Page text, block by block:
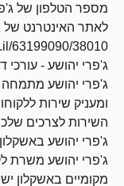
מספר הטלפון של ג'פרי
לאתר האינטרנט של
63199090/38010/
ג'פרי יהושע - עורכי
ג'פרי יהושע מתמחה
ומעניק שירות
השירות לצרכים
ג'פרי יהושע באשקלון
ג'פרי יהושע משרת
מקומיים באשקלון יש